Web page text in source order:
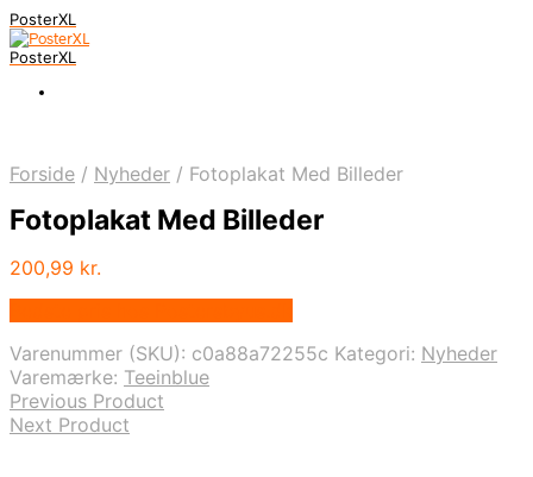
PosterXL
PosterXL
Forside / Nyheder / Fotoplakat Med Billeder
Fotoplakat Med Billeder
200,99 kr.
Varenummer (SKU): c0a88a72255c Kategori: Nyheder
Varemærke: Teeinblue
Previous Product
Next Product